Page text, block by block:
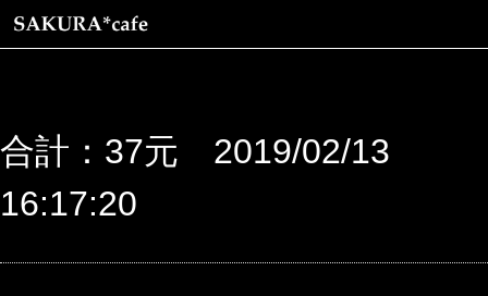
合計：37元 2019/02/13
16:17:20